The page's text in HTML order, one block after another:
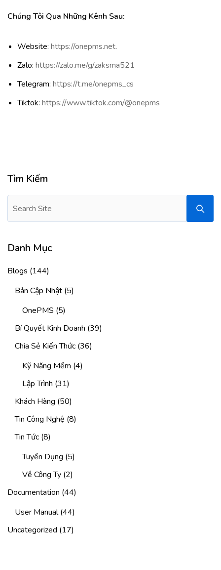
Chúng Tôi Qua Những Kênh Sau:
Website: https://onepms.net.
Zalo: https://zalo.me/g/zaksma521
Telegram: https://t.me/onepms_cs
Tiktok: https://www.tiktok.com/@onepms
Tìm Kiếm
Danh Mục
Blogs (144)
Bản Cập Nhật (5)
OnePMS (5)
Bí Quyết Kinh Doanh (39)
Chia Sẻ Kiến Thức (36)
Kỹ Năng Mềm (4)
Lập Trình (31)
Khách Hàng (50)
Tin Công Nghệ (8)
Tin Tức (8)
Tuyển Dụng (5)
Về Công Ty (2)
Documentation (44)
User Manual(44)
Uncategorized (17)